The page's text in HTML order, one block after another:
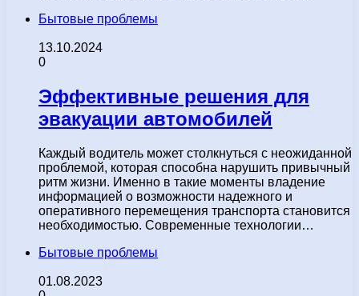
Бытовые проблемы
13.10.2024
0
Эффективные решения для
эвакуации автомобилей
Каждый водитель может столкнуться с неожиданной
проблемой, которая способна нарушить привычный
ритм жизни. Именно в такие моменты владение
информацией о возможности надежного и
оперативного перемещения транспорта становится
необходимостью. Современные технологии…
Бытовые проблемы
01.08.2023